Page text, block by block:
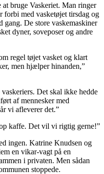
bruge Vaskeriet. Man ringer
forbi med vasketøjet tirsdag og
gang. De store vaskemaskiner
dyner, soveposer og andre
regel tøjet vasket og klart
men hjælper hinanden,”
Det skal ikke hedde
af mennesker med
vi afleverer det.”
kaffe. Det vil vi rigtig gerne!”
ingen. Katrine Knudsen og
en vikar-vagt på en
i privaten. Men sådan
stoppede.